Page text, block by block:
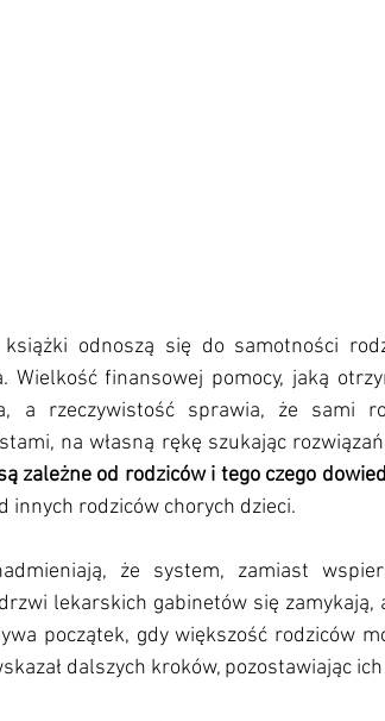
odnoszą się do samotności
Wielkość finansowej pomocy, jaką
a rzeczywistość sprawia, że sami
na własną rękę szukając
zależne od rodziców i tego czego
innych rodziców chorych dzieci.
że system, zamiast
lekarskich gabinetów się zamykają,
początek, gdy większość rodziców
dalszych kroków, pozostawiając